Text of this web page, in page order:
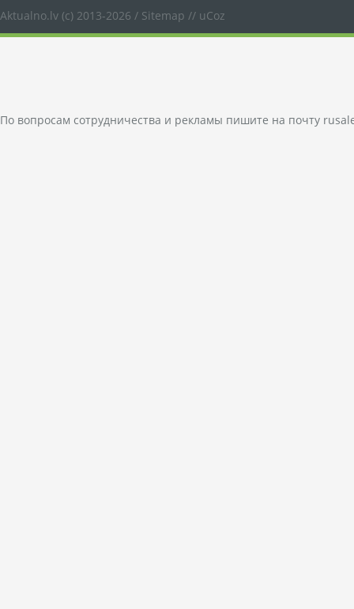
Aktualno.lv (c) 2013-2026 / Sitemap // uCoz
По вопросам сотрудничества и рекламы пишите на почту